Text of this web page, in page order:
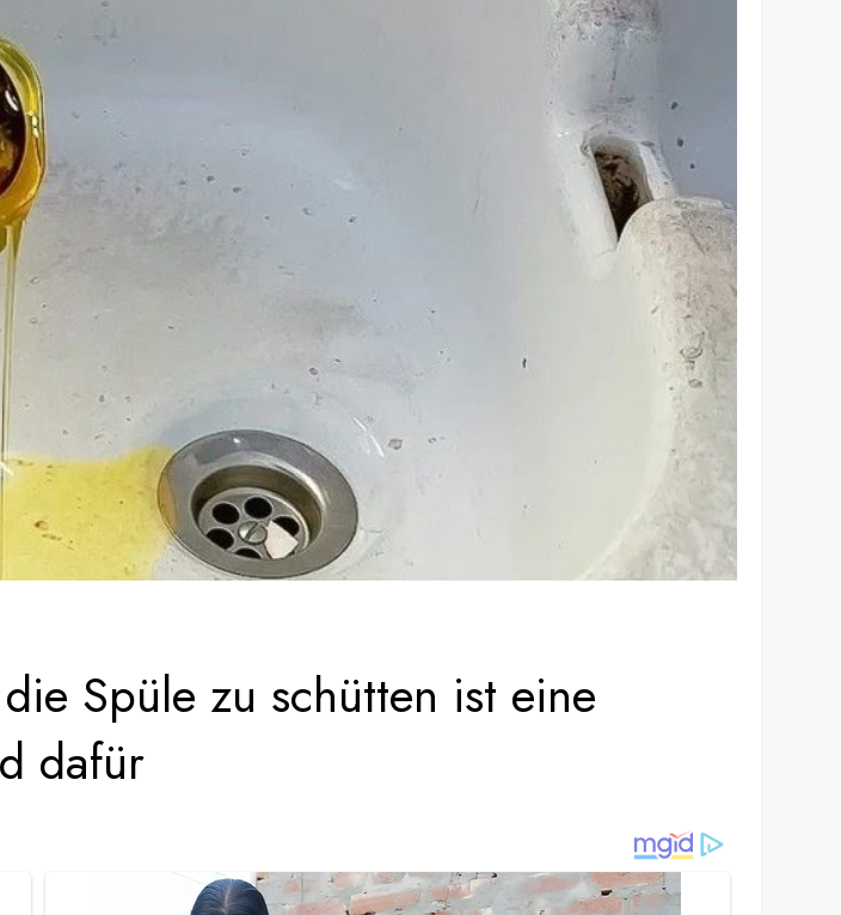
Spüle zu schütten ist eine
dafür